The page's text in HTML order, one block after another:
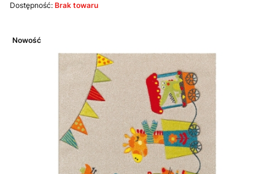
Dostępność: Brak towaru
Nowość